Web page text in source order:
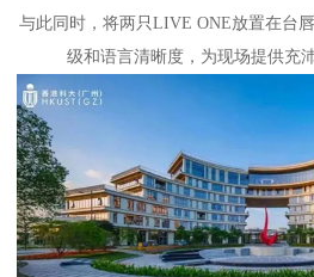
与此同时，将两只LIVE ONE放置在台
级和语言清晰度，为现场提供充